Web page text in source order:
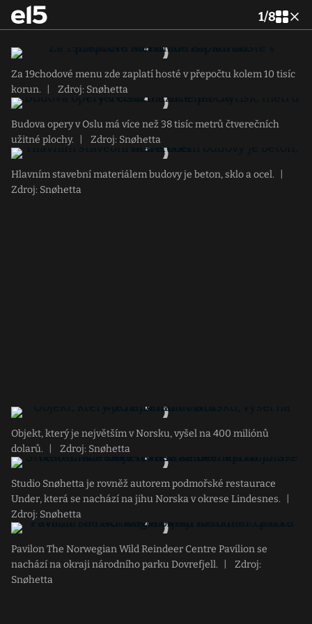
1/8
Za 19chodové menu zde zaplatí hosté v přepočtu kolem 10 tisíc
korun.
Zdroj: Snøhetta
Budova opery v Oslu má více než 38 tisíc metrů čtverečních
užitné plochy.
Zdroj: Snøhetta
Hlavním stavební materiálem budovy je beton, sklo a ocel.
Zdroj: Snøhetta
Objekt, který je největším v Norsku, vyšel na 400 miliónů
dolarů.
Zdroj: Snøhetta
Studio Snøhetta je rovněž autorem podmořské restaurace
Under, která se nachází na jihu Norska v okrese Lindesnes.
Zdroj: Snøhetta
Pavilon The Norwegian Wild Reindeer Centre Pavilion se
nachází na okraji národního parku Dovrefjell.
Zdroj:
Snøhetta